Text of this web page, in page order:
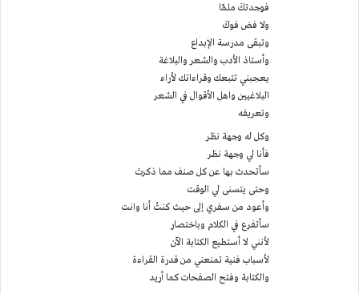
فوجدتكَ ملمّا
ولا فض فوكَ
وتبقى مدرسة الإبداع
وأستاذ الأدب والشعر والبلاغة
يعجبني تتبعك وقراءاتك لأراء
البلاغيين واهل الأقوال في الشعر
وتعريفه
وكل له وجهة نظر
فأنا لي وجهة نظر
سأتحدث بها عن كل صنف مما ذكرتَ
وحتى يتسنى لي الوقت
وأعود من سفري إلى حيث كنتُ أنا وانت
سأتفرع في الكلام وباختصار
لأنني لا أستطيع الكتابة الآن
لأسباب فنية تمنعني من قدرة القراءة
والكتابة وفتح الصفحات كما أريد